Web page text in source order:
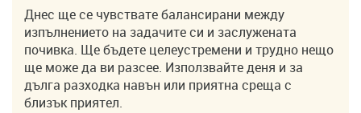
Днес ще се чувствате балансирани между
изпълнението на задачите си и заслужената
почивка. Ще бъдете целеустремени и трудно нещо
ще може да ви разсее. Използвайте деня и за
дълга разходка навън или приятна среща с
близък приятел.